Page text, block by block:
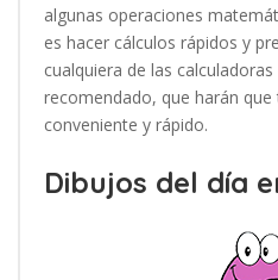
algunas operaciones
es hacer cálculos rápidos y
cualquiera de las
recomendado, que harán
conveniente y rápido.
Dibujos del día